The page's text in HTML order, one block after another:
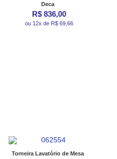
Deca
R$ 836,00
ou 12x de R$ 69,66
Torneira Lavatório de Mesa